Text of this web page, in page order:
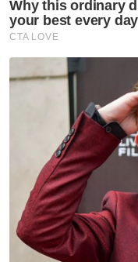
Asyraf Wajdi